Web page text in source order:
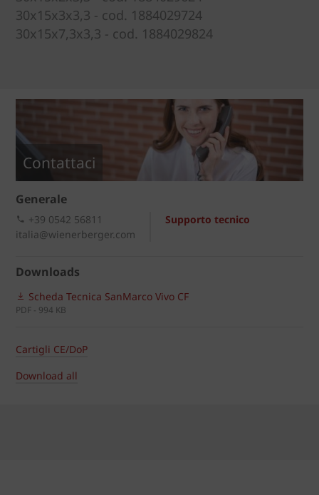
30x15x3x3,3 - cod. 1884029724
30x15x7,3x3,3 - cod. 1884029824
Contattaci
Generale
Supporto tecnico
+39 0542 56811
italia@wienerberger.com
Downloads
Scheda Tecnica SanMarco Vivo CF
PDF - 994 KB
Cartigli CE/DoP
Download all